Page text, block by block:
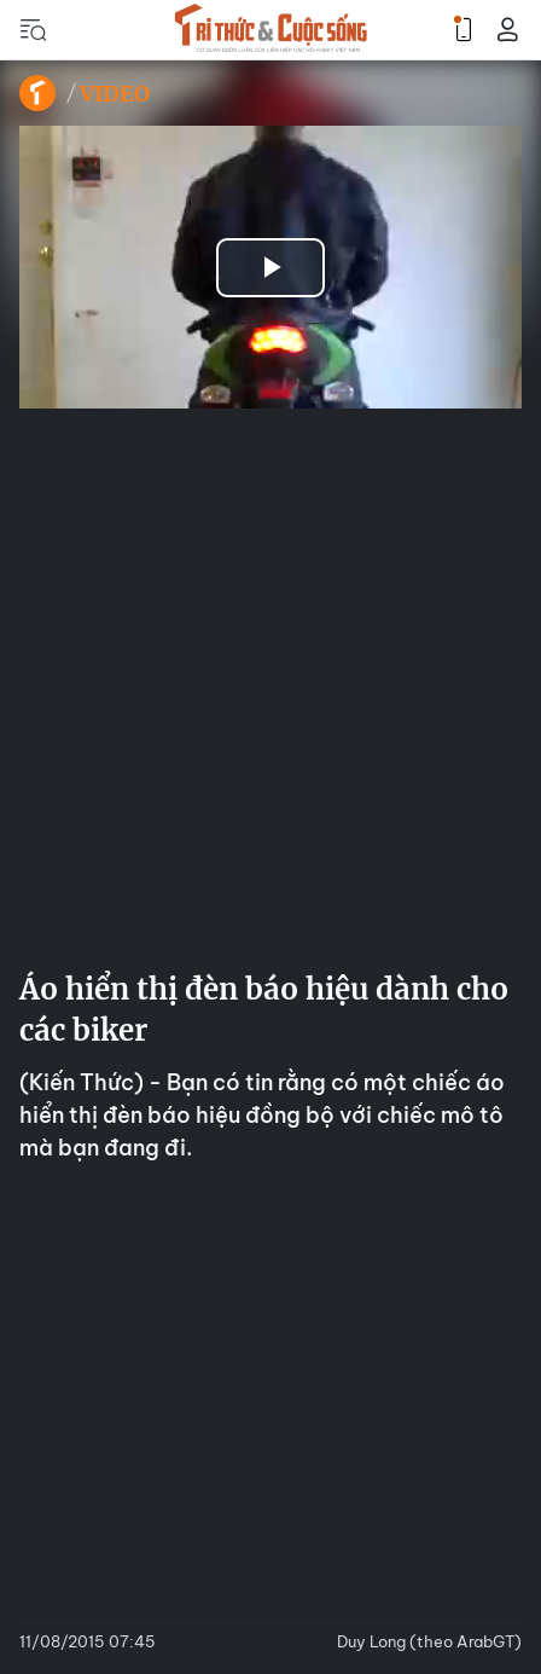
VIDEO
Play
Video
Áo hiển thị đèn báo hiệu dành cho
các biker
(Kiến Thức) - Bạn có tin rằng có một chiếc áo
hiển thị đèn báo hiệu đồng bộ với chiếc mô tô
mà bạn đang đi.
11/08/2015 07:45 Duy Long (theo ArabGT)